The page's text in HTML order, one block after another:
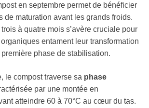
en septembre permet de bénéficier
de maturation avant les grands froids.
à quatre mois s’avère cruciale pour
entament leur transformation
phase de stabilisation.
le compost traverse sa phase
par une montée en
atteindre 60 à 70°C au cœur du tas.